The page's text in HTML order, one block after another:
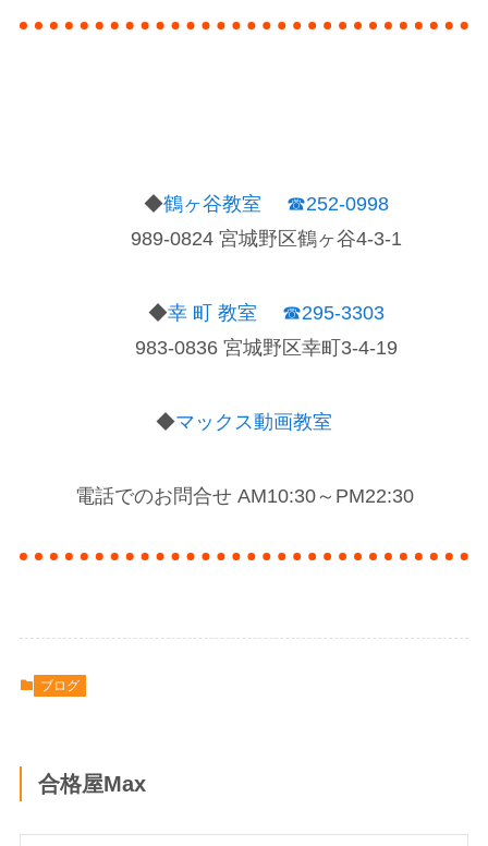
◆鶴ヶ谷教室
☎252-0998
989-0824 宮城野区鶴ヶ谷4-3-1
◆幸 町 教室
☎295-3303
983-0836 宮城野区幸町3-4-19
◆マックス動画教室
電話でのお問合せ AM10:30～PM22:30
ブログ
合格屋Max